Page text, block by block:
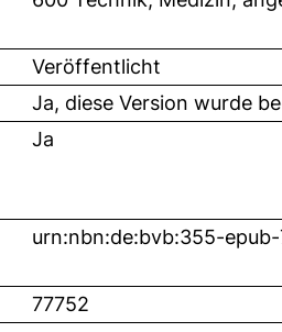
Veröffentlicht
Ja, diese Version wurde
Ja
urn:nbn:de:bvb:355-
77752